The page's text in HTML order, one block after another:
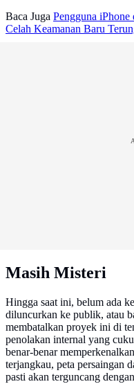
Baca Juga Pengguna iPhone
Celah Keamanan Baru
Masih Misteri
Hingga saat ini, belum ada
diluncurkan ke publik, atau
membatalkan proyek ini di
penolakan internal yang
benar-benar
terjangkau, peta persaingan
pasti akan terguncang